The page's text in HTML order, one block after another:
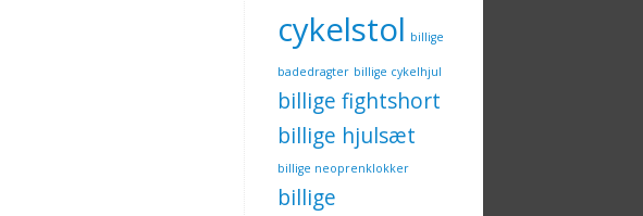
cykelstol billige
badedragter billige cykelhjul
billige fightshort
billige hjulsæt
billige neoprenklokker
billige